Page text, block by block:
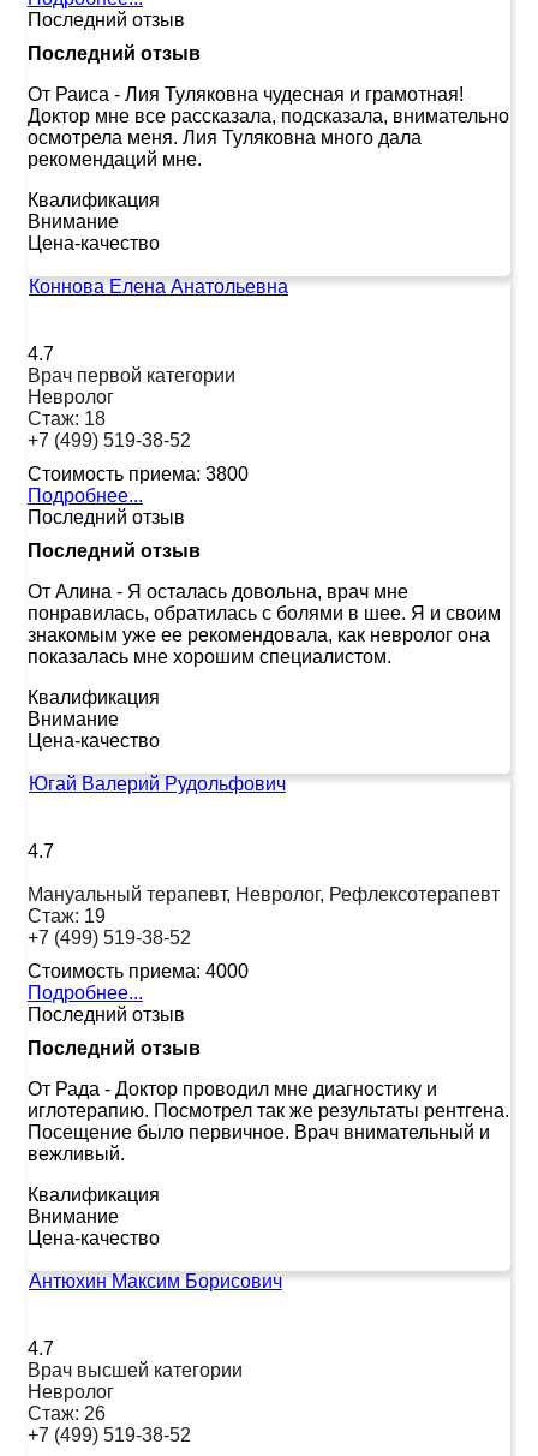
Последний отзыв
Последний отзыв
От Раиса - Лия Туляковна чудесная и грамотная!
Доктор мне все рассказала, подсказала, внимательно
осмотрела меня. Лия Туляковна много дала
рекомендаций мне.
Квалификация
Внимание
Цена-качество
Коннова Елена Анатольевна
4.7
Врач первой категории
Невролог
Стаж: 18
+7 (499) 519-38-52
Стоимость приема: 3800
Подробнее...
Последний отзыв
Последний отзыв
От Алина - Я осталась довольна, врач мне
понравилась, обратилась с болями в шее. Я и своим
знакомым уже ее рекомендовала, как невролог она
показалась мне хорошим специалистом.
Квалификация
Внимание
Цена-качество
Югай Валерий Рудольфович
4.7
Мануальный терапевт, Невролог, Рефлексотерапевт
Стаж: 19
+7 (499) 519-38-52
Стоимость приема: 4000
Подробнее...
Последний отзыв
Последний отзыв
От Рада - Доктор проводил мне диагностику и
иглотерапию. Посмотрел так же результаты рентгена.
Посещение было первичное. Врач внимательный и
вежливый.
Квалификация
Внимание
Цена-качество
Антюхин Максим Борисович
4.7
Врач высшей категории
Невролог
Стаж: 26
+7 (499) 519-38-52